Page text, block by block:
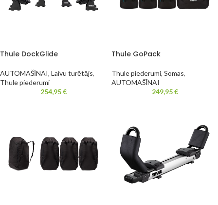
Thule DockGlide
AUTOMAŠĪNAI, Laivu turētājs,
Thule piederumi
254,95€
Thule GoPack
Thule piederumi, Somas,
AUTOMAŠĪNAI
249,95€